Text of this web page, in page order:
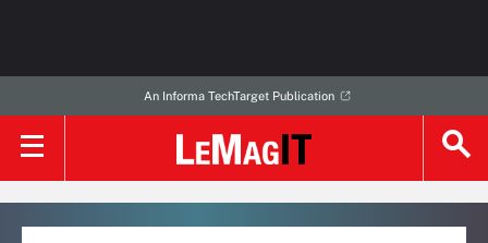
An Informa TechTarget Publication